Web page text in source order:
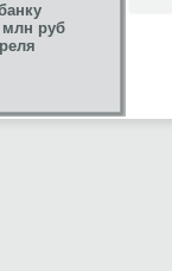
млн руб